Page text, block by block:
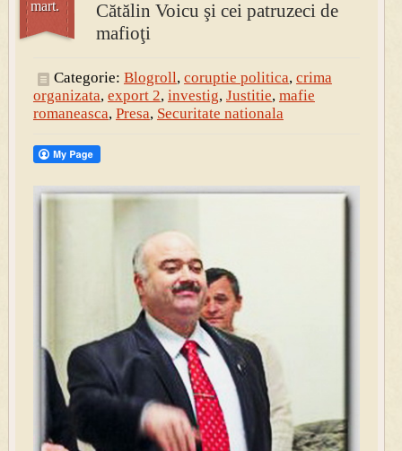
Cătălin Voicu şi cei patruzeci de
mafioţi
mart.
Categorie: Blogroll, coruptie politica, crima
organizata, export 2, investig, Justitie, mafie
romaneasca, Presa, Securitate nationala